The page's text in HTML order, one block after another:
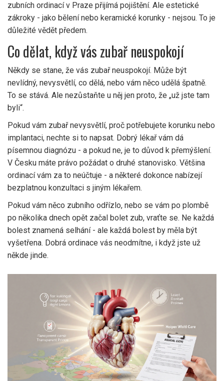
zubních ordinací v Praze přijímá pojištění. Ale estetické
zákroky - jako bělení nebo keramické korunky - nejsou. To je
důležité vědět předem.
Co dělat, když vás zubař neuspokojí
Někdy se stane, že vás zubař neuspokojí. Může být
nevlídný, nevysvětlí, co dělá, nebo vám něco udělá špatně.
To se stává. Ale nezůstaňte u něj jen proto, že „už jste tam
byli“.
Pokud vám zubař nevysvětlí, proč potřebujete korunku nebo
implantaci, nechte si to napsat. Dobrý lékař vám dá
písemnou diagnózu - a pokud ne, je to důvod k přemýšlení.
V Česku máte právo požádat o druhé stanovisko. Většina
ordinací vám za to neúčtuje - a některé dokonce nabízejí
bezplatnou konzultaci s jiným lékařem.
Pokud vám něco zubního odřízlo, nebo se vám po plombě
po několika dnech opět začal bolet zub, vraťte se. Ne každá
bolest znamená selhání - ale každá bolest by měla být
vyšetřena. Dobrá ordinace vás neodmítne, i když jste už
někde jinde.